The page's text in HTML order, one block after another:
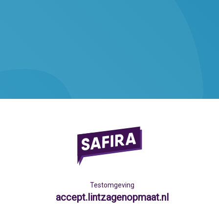
Testomgeving
accept.lintzagenopmaat.nl